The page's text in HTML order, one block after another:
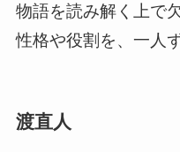
物語を読み解く上で
性格や役割を、一人
渡直人